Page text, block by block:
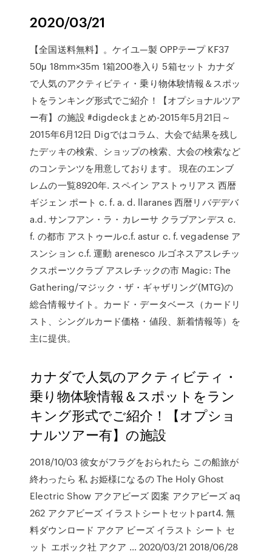
2020/03/21
【全国送料無料】。ケイユ—製 OPPテープ KF37
50μ 18mm×35m 1箱200巻入り 5箱セット カナダ
で人気のアクティビティ・乗り物体験情報＆スポッ
トをランキング形式でご紹介！【オプショナルツア
ー有】の施設 #digdeckまとめ-2015年5月21日～
2015年6月12日 Digではコラム、大会で結果を残し
たデッキの検索、ショップの検索、大会の検索など
のコンテンツを用意しております。 現在のエンブ
レムの一覧8920年. スペイン アストゥリアス 西暦
ギジェン ポート c. f. a. d. llaranes 西暦リバデデバ
a.d. サンフアン・ラ・カレーサ クラブアンデス c.
f. の都市 アストゥールc.f. astur c. f. vegadense ア
スンション c.f. 運動 arenesco ルゴネスアスレチッ
クスポーツクラブ アスレチックの市 Magic: The
Gathering/マジック・ザ・ギャザリング(MTG)の
総合情報サイト。カード・データベース（カードリ
スト、シングルカード価格・値段、新着情報等）を
主に提供。
カナダで人気のアクティビティ・
乗り物体験情報＆スポットをラン
キング形式でご紹介！【オプショ
ナルツアー有】の施設
2018/10/03 彼女がフラグをおられたら この船旅が
終わったら 私 お姫様になるの The Holy Ghost
Electric Show アクアビーズ 図案 アクアビーズ aq
262 アクアビーズ イラストシートセットpart4. 無
料ダウンロード アクア ビーズ イラスト シート セ
ット エポック社 アクア … 2020/03/21 2018/06/28